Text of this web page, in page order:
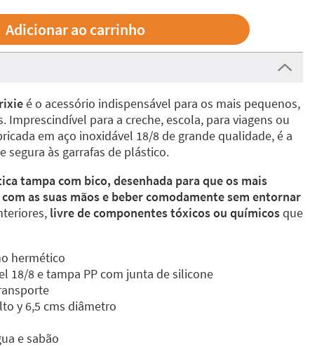
é o acessório indispensável para os mais pequenos,
Imprescindível para a creche, escola, para viagens ou
em aço inoxidável 18/8 de grande qualidade, é a
segura às garrafas de plástico.
tampa com bico, desenhada para que os mais
as suas mãos e beber comodamente sem entornar
livre de componentes tóxicos ou químicosque
hermético
18/8 e tampa PP com junta de silicone
y 6,5 cms diâmetro
e sabão